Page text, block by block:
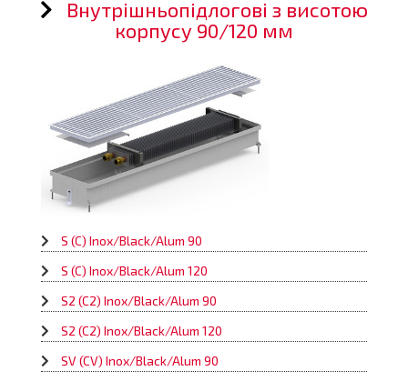
Внутрішньопідлогові з висотою
корпусу 90/120 мм
S (C) Inox/Black/Alum 90
S (C) Inox/Black/Alum 120
S2 (C2) Inox/Black/Alum 90
S2 (C2) Inox/Black/Alum 120
SV (CV) Inox/Black/Alum 90